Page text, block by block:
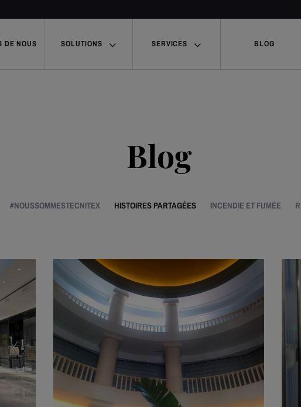
DE NOUS SOLUTIONS SERVICES BLOG
Blog
#NOUSSOMMESTECNITEX HISTOIRES PARTAGÉES INCENDIE ET FUMÉE